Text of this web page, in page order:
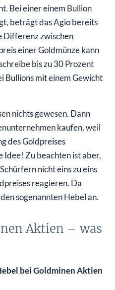
Bei einer einem Bullion
beträgt das Agio bereits
Differenz zwischen
einer Goldmünze kann
bis zu 30 Prozent
Bullions mit einem Gewicht
nichts gewesen. Dann
kaufen, weil
des Goldpreises
Idee! Zu beachten ist aber,
nicht eins zu eins
reagieren. Da
sogenannten Hebel an.
Aktien – was
bei Goldminen Aktien